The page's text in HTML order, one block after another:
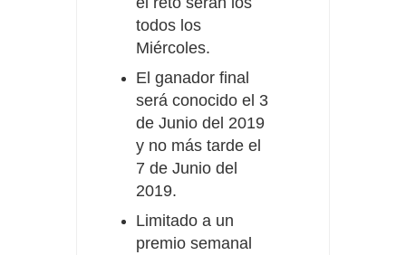
todos los
Miércoles.
El ganador final
será conocido el 3
de Junio del 2019
y no más tarde el
7 de Junio del
2019.
Limitado a un
premio semanal